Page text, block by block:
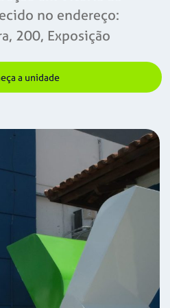
no endereço:
200, Exposição
a unidade